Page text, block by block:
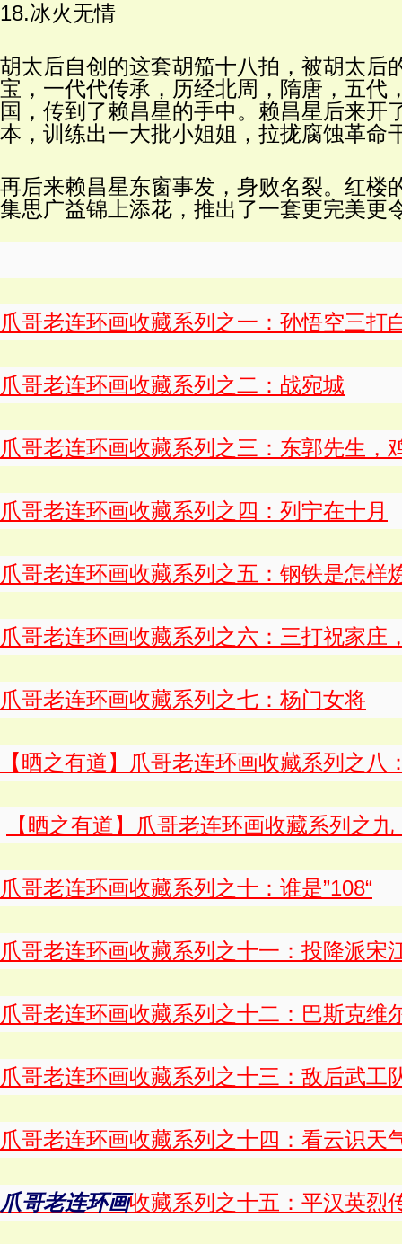
18.冰火无情
胡太后自创的这套胡笳十八拍，被胡太后
宝，一代代传承，历经北周，隋唐，五代
国，传到了赖昌星的手中。赖昌星后来
本，训练出一大批小姐姐，拉拢腐蚀革命
再后来赖昌星东窗事发，身败名裂。红楼
集思广益锦上添花，推出了一套更完美更
爪哥老连环画收藏系列之一：孙悟空三打
爪哥老连环画收藏系列之二：战宛城
爪哥老连环画收藏系列之三：东郭先生，
爪哥老连环画收藏系列之四：列宁在十月
爪哥老连环画收藏系列之五：钢铁是怎样
爪哥老连环画收藏系列之六：三打祝家庄
爪哥老连环画收藏系列之七：杨门女将
【晒之有道】爪哥老连环画收藏系列之八
【晒之有道】爪哥老连环画收藏系列之
爪哥老连环画收藏系列之十：谁是”108“
爪哥老连环画收藏系列之十一：投降派宋
爪哥老连环画收藏系列之十二：巴斯克维
爪哥老连环画收藏系列之十三：敌后武工
爪哥老连环画收藏系列之十四：看云识天
爪哥老连环画收藏系列之十五：平汉英烈